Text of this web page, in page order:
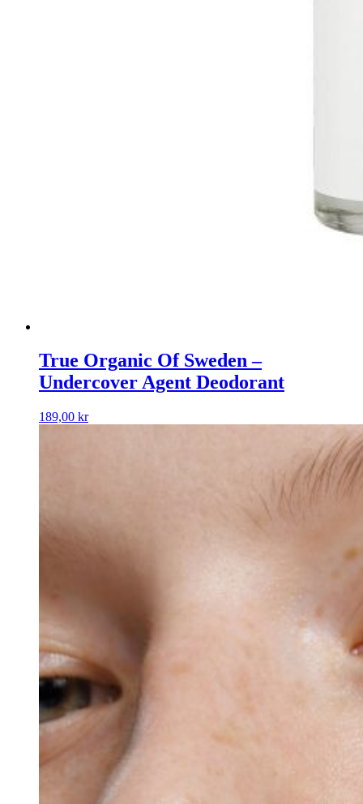
True Organic Of Sweden –
Undercover Agent Deodorant
189,00 kr